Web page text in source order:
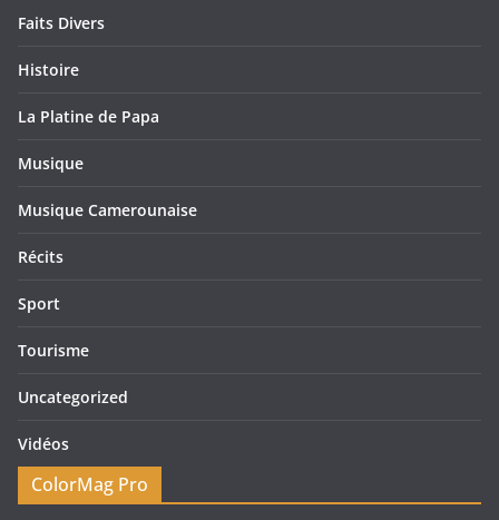
Faits Divers
Histoire
La Platine de Papa
Musique
Musique Camerounaise
Récits
Sport
Tourisme
Uncategorized
Vidéos
ColorMag Pro